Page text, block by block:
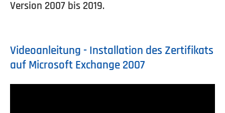
Version 2007 bis 2019.
Videoanleitung - Installation des Zertifikats
auf Microsoft Exchange 2007